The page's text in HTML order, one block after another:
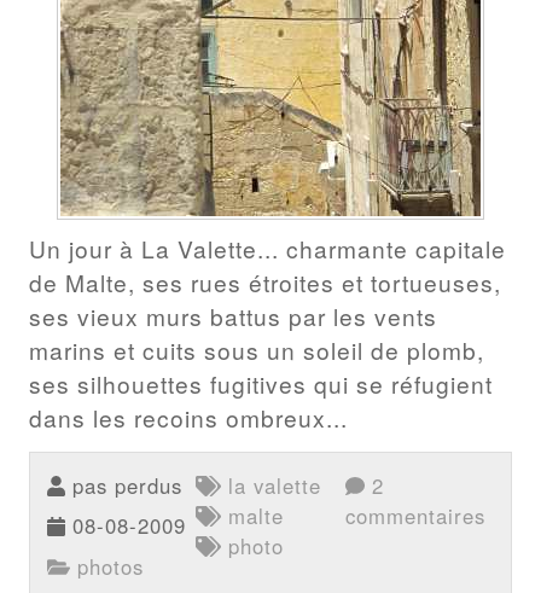
Un jour à La Valette... charmante capitale
de Malte, ses rues étroites et tortueuses,
ses vieux murs battus par les vents
marins et cuits sous un soleil de plomb,
ses silhouettes fugitives qui se réfugient
dans les recoins ombreux...
pas perdus
08-08-2009
photos
la valette
malte
photo
2
commentaires